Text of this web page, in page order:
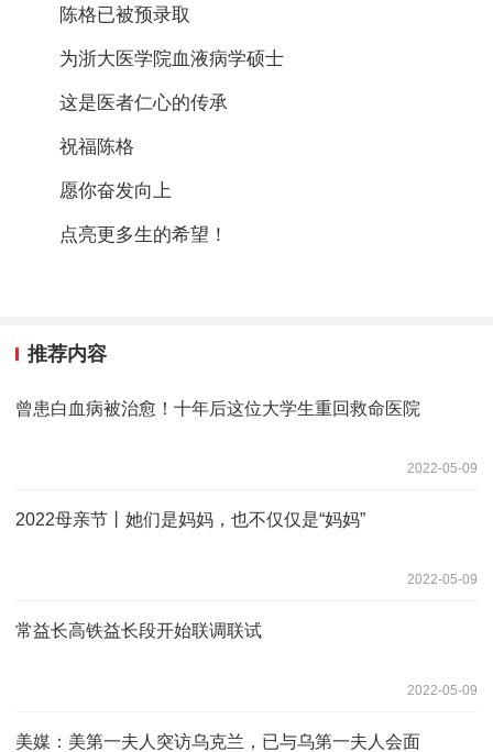
陈格已被预录取
为浙大医学院血液病学硕士
这是医者仁心的传承
祝福陈格
愿你奋发向上
点亮更多生的希望！
推荐内容
曾患白血病被治愈！十年后这位大学生重回救命医院
2022-05-09
2022母亲节丨她们是妈妈，也不仅仅是“妈妈”
2022-05-09
常益长高铁益长段开始联调联试
2022-05-09
美媒：美第一夫人突访乌克兰，已与乌第一夫人会面